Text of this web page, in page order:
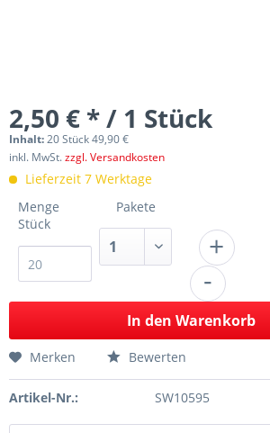
2,50 € * / 1 Stück
Inhalt:20 Stück 49,90 €
inkl. MwSt.zzgl. Versandkosten
Lieferzeit 7 Werktage
Menge
Stück
Pakete
+
-
In den Warenkorb
Merken Bewerten
Artikel-Nr.: SW10595